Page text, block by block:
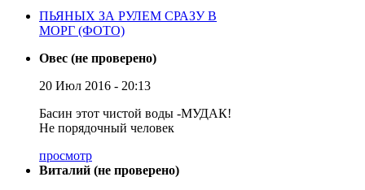
ПЬЯНЫХ ЗА РУЛЕМ СРАЗУ В
МОРГ (ФОТО)
Овес (не проверено)
20 Июл 2016 - 20:13
Басин этот чистой воды -МУДАК!
Не порядочный человек
просмотр
Виталий (не проверено)